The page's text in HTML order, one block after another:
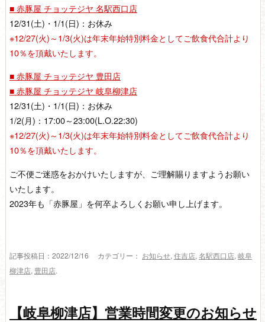
■ 赤豚屋 チョッテジヤ 名駅西口店
12/31(土)・1/1(日)：お休み
※12/27(火)～1/3(火)は年末年始特別料金としてご飲食代合計より
10％を頂戴いたします。
■ 赤豚屋 チョッテジヤ 豊田店
■ 赤豚屋 チョッテジヤ 岐阜柳津店
12/31(土)・1/1(日)：お休み
1/2(月)：17:00～23:00(L.O.22:30)
※12/27(火)～1/3(火)は年末年始特別料金としてご飲食代合計より
10％を頂戴いたします。
ご不便ご迷惑をおかけいたしますが、ご理解賜りますようお願い
いたします。
2023年も「赤豚屋」を何卒よろしくお願い申し上げます。
記事投稿日：2022/12/16 カテゴリー： お知らせ, 住吉店, 名駅西口店, 岐阜
柳津店, 豊田店.
【岐阜柳津店】営業時間変更のお知らせ